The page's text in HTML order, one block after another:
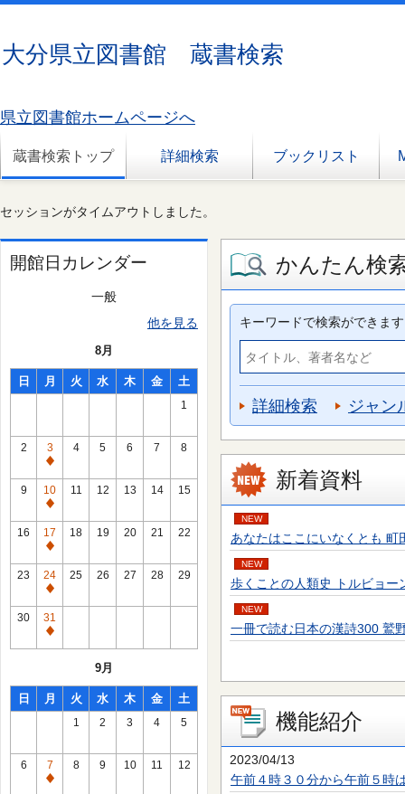
大分県立図書館 蔵書検索
県立図書館ホームページへ
蔵書検索トップ 詳細検索 ブックリスト
セッションがタイムアウトしました。
開館日カレンダー
一般
他を見る
8月
日 月 火 水 木 金 土
1
2
3
通
常
休
館
日
4 5 6 7 8
9
10
通
常
休
館
日
11 12 13 14 15
16
17
通
常
休
館
日
18 19 20 21 22
23
24
通
常
休
館
25 26 27 28 29
30
31
通
館
日
9月
日 月 火 水 木 金 土
1 2 3 4 5
6
7
通
8 9 10 11 12
かんたん検
キーワードで検索ができます
詳細検索 ジャン
新着資料
NEW
あなたはここにいなくとも
NEW
歩くことの人類史 トルビョ
NEW
一冊で読む日本の漢詩300 鷲
機能紹介
2023/04/13
午前４時３０分から午前５時